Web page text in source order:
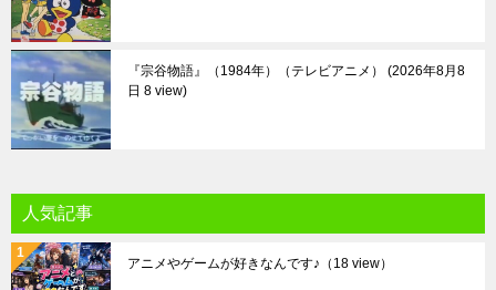
『宗谷物語』（1984年）（テレビアニメ）
2026年8月8
日 8 view
人気記事
アニメやゲームが好きなんです♪ （18 view）